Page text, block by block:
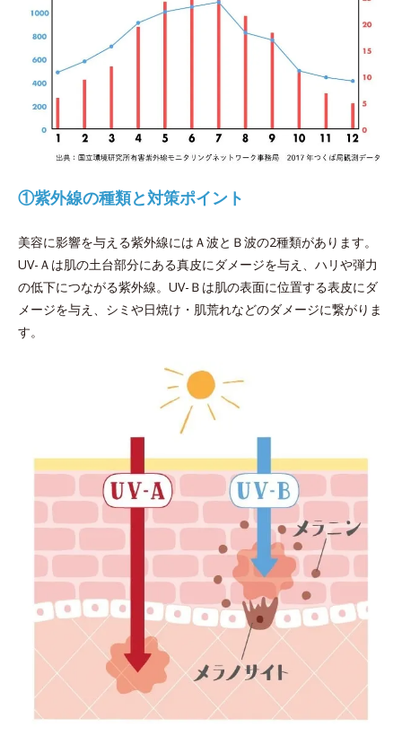
①紫外線の種類と対策ポイント
美容に影響を与える紫外線にはＡ波とＢ波の2種類があります。
UV-Ａは肌の土台部分にある真皮にダメージを与え、ハリや弾力
の低下につながる紫外線。UV-Ｂは肌の表面に位置する表皮にダ
メージを与え、シミや日焼け・肌荒れなどのダメージに繋がりま
す。